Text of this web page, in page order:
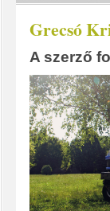
Grecsó
A szerző